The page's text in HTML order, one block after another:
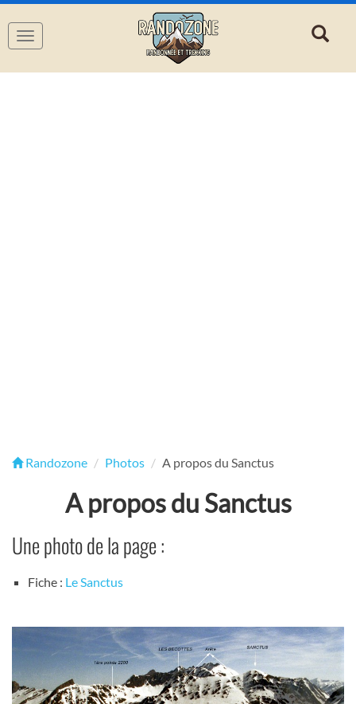
Navigation
Randozone Photos A propos du Sanctus
A propos du Sanctus
Une photo de la page :
Fiche : Le Sanctus